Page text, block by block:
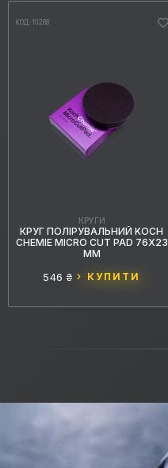
КОД: 10288
КРУГИ
КРУГ ПОЛІРУВАЛЬНИЙ KOCH
CHEMIE MICRO CUT PAD 76X23
ММ
546 ₴ КУПИТИ